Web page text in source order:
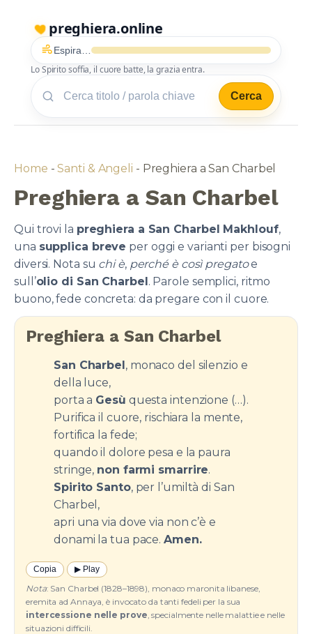
preghiera.online
Espira…
Lo Spirito soffia, il cuore batte, la grazia entra.
Cerca
Home -Santi & Angeli - Preghiera a San Charbel
Preghiera a San Charbel
Qui trovi la preghiera a San Charbel Makhlouf,
una supplica breve per oggi e varianti per bisogni
diversi. Nota su chi è, perché è così pregatoe
sull’olio di San Charbel. Parole semplici, ritmo
buono, fede concreta: da pregare con il cuore.
Preghiera a San Charbel
San Charbel, monaco del silenzio e
della luce,
porta a Gesù questa intenzione (…).
Purifica il cuore, rischiara la mente,
fortifica la fede;
quando il dolore pesa e la paura
stringe, non farmi smarrire.
Spirito Santo, per l’umiltà di San
Charbel,
apri una via dove via non c’è e
donami la tua pace. Amen.
Copia ▶︎ Play
Nota: San Charbel (1828–1898), monaco maronita libanese,
eremita ad Annaya, è invocato da tanti fedeli per la sua
intercessione nelle prove, specialmente nelle malattie e nelle
situazioni difficili.